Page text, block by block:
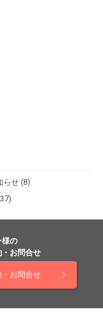
らせ (8)
様の
お問合せ
・お問合せ